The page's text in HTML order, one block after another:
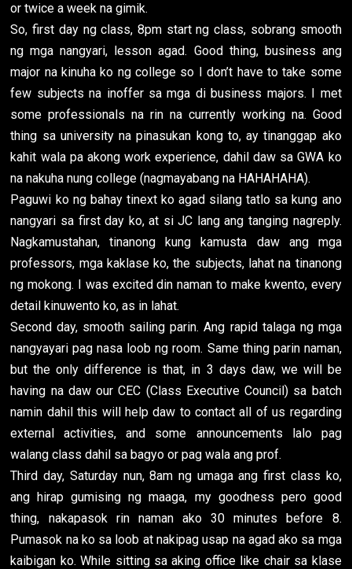
or twice a week na gimik.
So, first day ng class, 8pm start ng class, sobrang smooth
ng mga nangyari, lesson agad. Good thing, business ang
major na kinuha ko ng college so I don’t have to take some
few subjects na inoffer sa mga di business majors. I met
some professionals na rin na currently working na. Good
thing sa university na pinasukan kong to, ay tinanggap ako
kahit wala pa akong work experience, dahil daw sa GWA ko
na nakuha nung college (nagmayabang na HAHAHAHA).
Paguwi ko ng bahay tinext ko agad silang tatlo sa kung ano
nangyari sa first day ko, at si JC lang ang tanging nagreply.
Nagkamustahan, tinanong kung kamusta daw ang mga
professors, mga kaklase ko, the subjects, lahat na tinanong
ng mokong. I was excited din naman to make kwento, every
detail kinuwento ko, as in lahat.
Second day, smooth sailing parin. Ang rapid talaga ng mga
nangyayari pag nasa loob ng room. Same thing parin naman,
but the only difference is that, in 3 days daw, we will be
having na daw our CEC (Class Executive Council) sa batch
namin dahil this will help daw to contact all of us regarding
external activities, and some announcements lalo pag
walang class dahil sa bagyo or pag wala ang prof.
Third day, Saturday nun, 8am ng umaga ang first class ko,
ang hirap gumising ng maaga, my goodness pero good
thing, nakapasok rin naman ako 30 minutes before 8.
Pumasok na ko sa loob at nakipag usap na agad ako sa mga
kaibigan ko. While sitting sa aking office like chair sa klase